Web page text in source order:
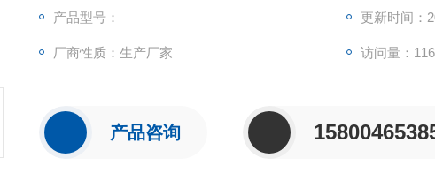
可检测样本中的：Mouse Superoxide Dismutase 2, Mitochondrial
重复性
见说明书
产品型号： 更新时间：
厂商性质：生产厂家 访问量：116
产品咨询